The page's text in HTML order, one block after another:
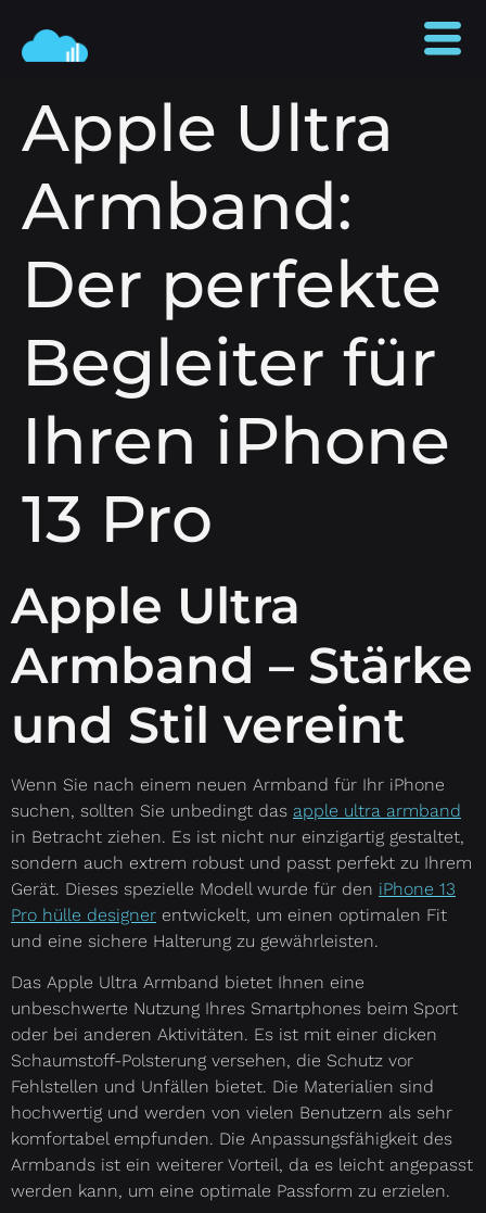
Apple Ultra
Armband:
Der perfekte
Begleiter für
Ihren iPhone
13 Pro
Apple Ultra
Armband – Stärke
und Stil vereint
Wenn Sie nach einem neuen Armband für Ihr iPhone
suchen, sollten Sie unbedingt das apple ultra armband
in Betracht ziehen. Es ist nicht nur einzigartig gestaltet,
sondern auch extrem robust und passt perfekt zu Ihrem
Gerät. Dieses spezielle Modell wurde für den iPhone 13
Pro hülle designer entwickelt, um einen optimalen Fit
und eine sichere Halterung zu gewährleisten.
Das Apple Ultra Armband bietet Ihnen eine
unbeschwerte Nutzung Ihres Smartphones beim Sport
oder bei anderen Aktivitäten. Es ist mit einer dicken
Schaumstoff-Polsterung versehen, die Schutz vor
Fehlstellen und Unfällen bietet. Die Materialien sind
hochwertig und werden von vielen Benutzern als sehr
komfortabel empfunden. Die Anpassungsfähigkeit des
Armbands ist ein weiterer Vorteil, da es leicht angepasst
werden kann, um eine optimale Passform zu erzielen.